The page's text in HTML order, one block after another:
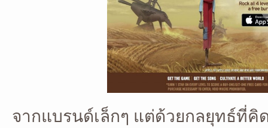
จากแบรนด์เล็กๆ แต่ด้วยกลยุทธ์ที่คิ